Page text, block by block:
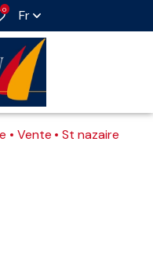
0 Fr
Vente
St nazaire